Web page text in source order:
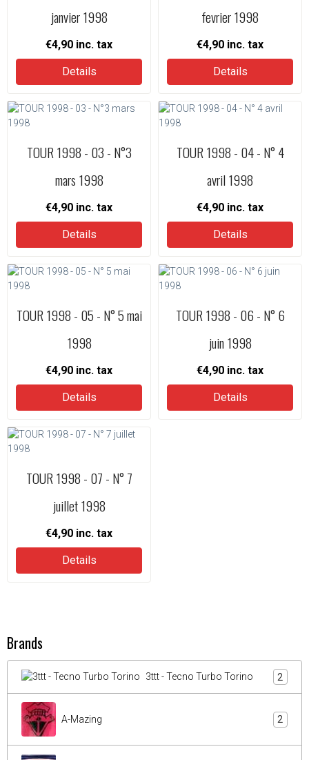
janvier 1998
€4,90 inc. tax
Details
fevrier 1998
€4,90 inc. tax
Details
TOUR 1998 - 03 - N°3
mars 1998
€4,90 inc. tax
Details
TOUR 1998 - 04 - N° 4
avril 1998
€4,90 inc. tax
Details
TOUR 1998 - 05 - N° 5 mai
1998
€4,90 inc. tax
Details
TOUR 1998 - 06 - N° 6
juin 1998
€4,90 inc. tax
Details
TOUR 1998 - 07 - N° 7
juillet 1998
€4,90 inc. tax
Details
Brands
3ttt - Tecno Turbo Torino 2
A-Mazing 2